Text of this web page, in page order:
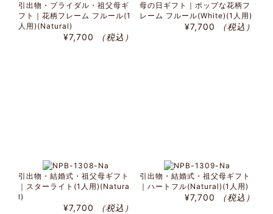
引出物・ブライダル・祖父母ギ
フト｜花柄フレーム フルール(1
人用)(Natural)
¥7,700 （税込）
母の日ギフト｜ポップな花柄フ
レーム フルール(White)(1人用)
¥7,700 （税込）
引出物・結婚式・祖父母ギフト
｜スターライト(1人用)(Natura
l)
¥7,700 （税込）
引出物・結婚式・祖父母ギフト
｜ハートフル(Natural)(1人用)
¥7,700 （税込）